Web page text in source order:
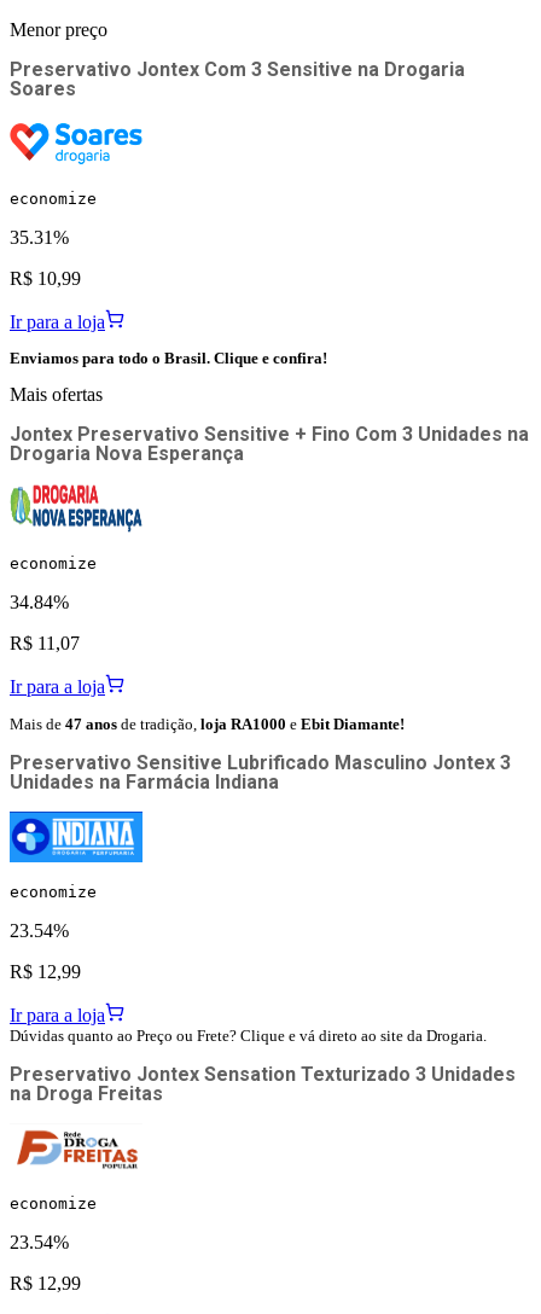
Menor preço
Preservativo Jontex Com 3 Sensitive na Drogaria
Soares
economize
35.31%
R$ 10,99
Ir para a loja
Enviamos para todo o Brasil. Clique e confira!
Mais ofertas
Jontex Preservativo Sensitive + Fino Com 3 Unidades na
Drogaria Nova Esperança
economize
34.84%
R$ 11,07
Ir para a loja
Mais de 47 anos de tradição, loja RA1000 e Ebit Diamante!
Preservativo Sensitive Lubrificado Masculino Jontex 3
Unidades na Farmácia Indiana
economize
23.54%
R$ 12,99
Ir para a loja
Dúvidas quanto ao Preço ou Frete? Clique e vá direto ao site da Drogaria.
Preservativo Jontex Sensation Texturizado 3 Unidades
na Droga Freitas
economize
23.54%
R$ 12,99